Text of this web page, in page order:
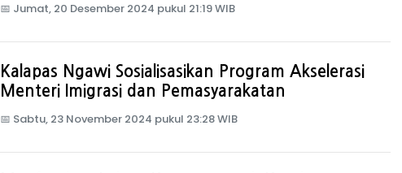
📅 Jumat, 20 Desember 2024 pukul 21:19 WIB
Kalapas Ngawi Sosialisasikan Program Akselerasi
Menteri Imigrasi dan Pemasyarakatan
📅 Sabtu, 23 November 2024 pukul 23:28 WIB